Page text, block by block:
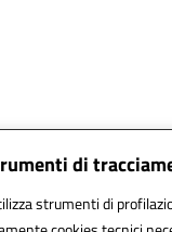
di
strumenti di